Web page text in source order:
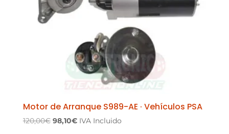
Motor de Arranque S989-AE · Vehículos PSA
120,00€ El
98,10€ElIVA Incluido